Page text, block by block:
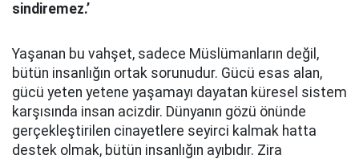
sindiremez.’
Yaşanan bu vahşet, sadece Müslümanların değil,
bütün insanlığın ortak sorunudur. Gücü esas alan,
gücü yeten yetene yaşamayı dayatan küresel sistem
karşısında insan acizdir. Dünyanın gözü önünde
gerçekleştirilen cinayetlere seyirci kalmak hatta
destek olmak, bütün insanlığın ayıbıdır. Zira